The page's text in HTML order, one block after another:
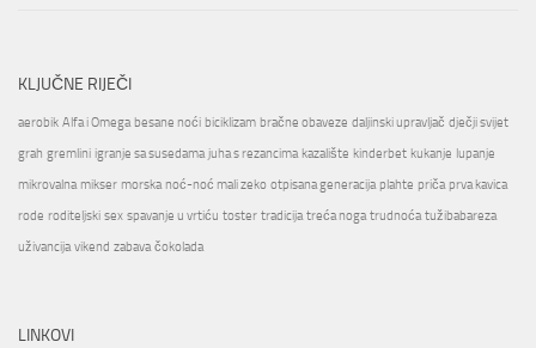
KLJUČNE RIJEČI
aerobik Alfa i Omega besane noći biciklizam bračne obaveze daljinski upravljač dječji svijet
grah gremlini igranje sa susedama juha s rezancima kazalište kinderbet kukanje lupanje
mikrovalna mikser morska noć-noć mali zeko otpisana generacija plahte priča prva kavica
rode roditeljski sex spavanje u vrtiću toster tradicija treća noga trudnoća tužibabareza
uživancija vikend zabava čokolada
LINKOVI